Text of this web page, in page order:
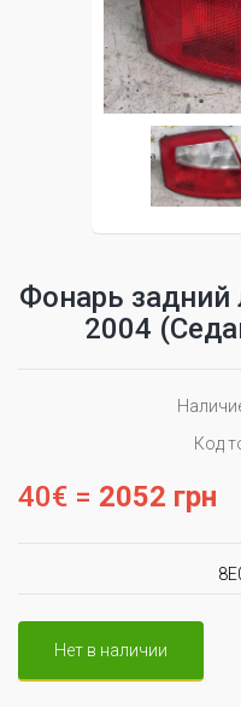
Фонарь задний
2004
Код
40€ = 2052 грн
Нет в наличии